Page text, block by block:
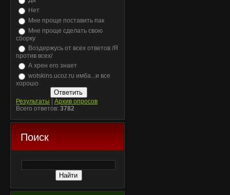
Нет
Мне проще поставить пак
Мне проще сделать свою
сборку
Воздержусь от всех ответов /Я
против всех/
А хрен его знает
wotskins.ucoz.ru имба...и все
хорошо
Результаты
Архив опросов
Всего ответов: 3782
Поиск